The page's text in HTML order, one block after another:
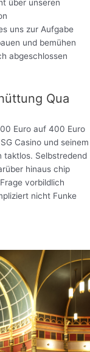
über unseren
uns zur Aufgabe
und bemühen
abgeschlossen
Qua
Euro auf 400 Euro
Casino und seinem
taktlos. Selbstredend
hinaus chip
vorbildlich
nicht Funke